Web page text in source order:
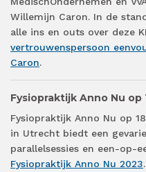
Willemijn Caron. In de
alle ins en outs over deze
vertrouwenspersoon
Caron.
Fysiopraktijk Anno Nu op
Fysiopraktijk Anno Nu op
in Utrecht biedt een
parallelsessies en een-op-
Fysiopraktijk Anno Nu 2023